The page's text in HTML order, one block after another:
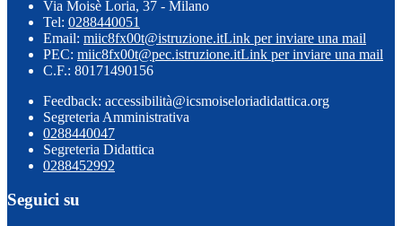
Via Moisè Loria, 37 - Milano
Tel: 0288440051
Email: miic8fx00t@istruzione.itLink per inviare una mail
PEC: miic8fx00t@pec.istruzione.itLink per inviare una mail
C.F.: 80171490156
Feedback: accessibilità@icsmoiseloriadidattica.org
Segreteria Amministrativa
0288440047
Segreteria Didattica
0288452992
Seguici su